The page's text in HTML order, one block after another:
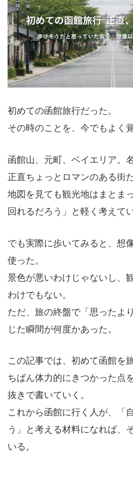
初めての函館旅行だった。
その時のことを、今でもよく
函館山、元町、ベイエリア。
正直ちょっとロマンのある街
地図を見ても観光地はまとま
回れるだろう」と軽く考えて
でも実際に歩いてみると、想
使った。
景色が悪いわけじゃないし、
わけでもない。
ただ、旅の終盤で「思ったよ
じた瞬間が何度かあった。
この記事では、初めて函館を
ちばん体力的にきつかった点
抜きで書いていく。
これから函館に行く人が、「
う」と考える材料になれば、
いる。